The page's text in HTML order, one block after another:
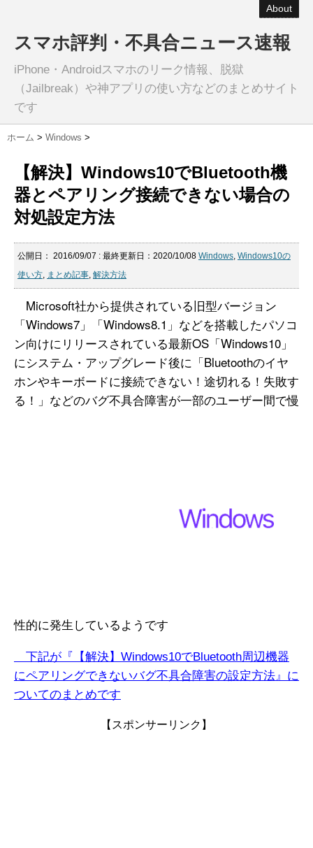
About
スマホ評判・不具合ニュース速報
iPhone・Androidスマホのリーク情報、脱獄
（Jailbreak）や神アプリの使い方などのまとめサイト
です
ホーム > Windows >
【解決】Windows10でBluetooth機
器とペアリング接続できない場合の
対処設定方法
公開日： 2016/09/07 : 最終更新日：2020/10/08 Windows, Windows10の
使い方, まとめ記事, 解決方法
Microsoft社から提供されている旧型バージョン
「Windows7」「Windows8.1」などを搭載したパソコ
ン向けにリリースされている最新OS「Windows10」
にシステム・ アップグレード後に「Bluetoothのイヤ
ホンやキーボードに接続できない！途切れる！失敗す
る！」などのバグ不具合障害が一部のユーザー間で慢
性的に発生しているようです
下記が『【解決】Windows10でBluetooth周辺機器
にペアリングでき ないバグ不具合障害の設定方法』に
ついてのまとめです
【スポンサーリンク】